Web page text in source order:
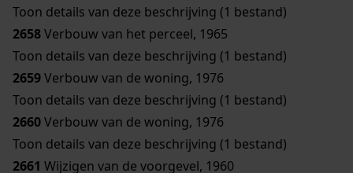
Toon details van deze beschrijving (1 bestand)
2658Verbouw van het perceel, 1965
Toon details van deze beschrijving (1 bestand)
2659Verbouw van de woning, 1976
Toon details van deze beschrijving (1 bestand)
2660Verbouw van de woning, 1976
Toon details van deze beschrijving (1 bestand)
2661 Wijzigen van de voorgevel, 1960